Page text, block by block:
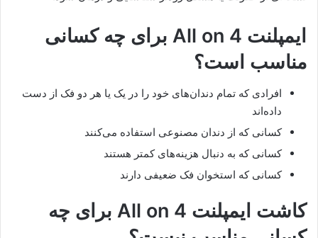
ایمپلنت All on 4 برای چه کسانی
مناسب است؟
افرادی که تمام دندان‌های خود را در یک یا هر دو فک از دست
داده‌اند
کسانی که از دندان مصنوعی استفاده می‌کنند
کسانی که به دنبال هزینه‌های کمتر هستند
کسانی که استخوان فک ضعیفی دارند
کاشت ایمپلنت All on 4 برای چه